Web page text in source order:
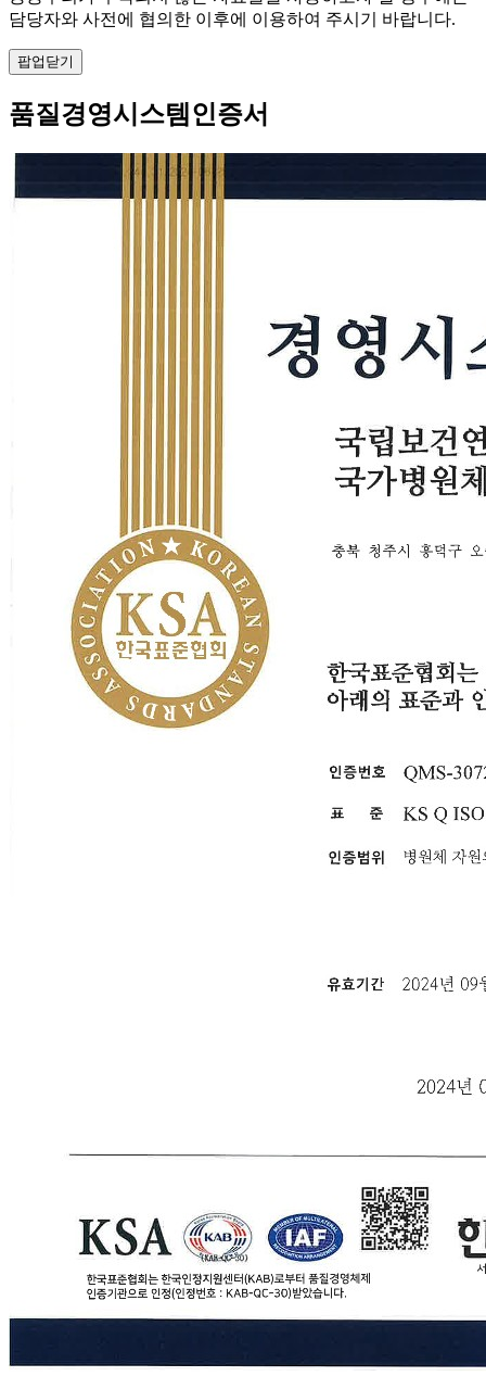
담당자와 사전에 협의한 이후에 이용하여 주시기 바랍니다.
팝업닫기
품질경영시스템인증서